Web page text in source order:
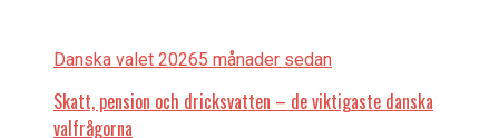
Danska valet 20265 månader sedan
Skatt, pension och dricksvatten – de viktigaste danska
valfrågorna